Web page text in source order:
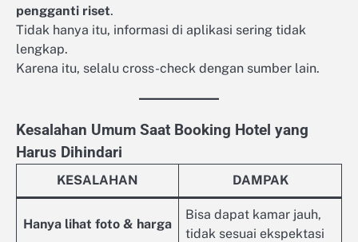
pengganti riset.
Tidak hanya itu, informasi di aplikasi sering tidak
lengkap.
Karena itu, selalu cross-check dengan sumber lain.
Kesalahan Umum Saat Booking Hotel yang
Harus Dihindari
KESALAHAN DAMPAK
Hanya lihat foto & harga
Bisa dapat kamar jauh,
tidak sesuai ekspektasi